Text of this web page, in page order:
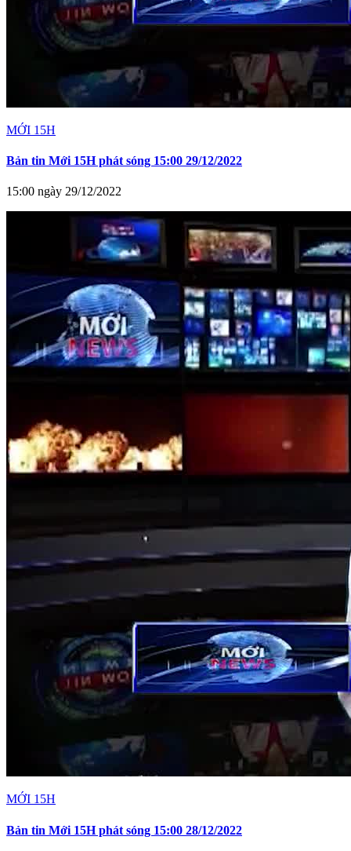
MỚI 15H
Bản tin Mới 15H phát sóng 15:00 29/12/2022
15:00 ngày 29/12/2022
MỚI 15H
Bản tin Mới 15H phát sóng 15:00 28/12/2022